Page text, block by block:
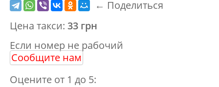
← Поделиться
Цена такси: 33 грн
Если номер не рабочий
Сообщите нам
Оцените от 1 до 5: